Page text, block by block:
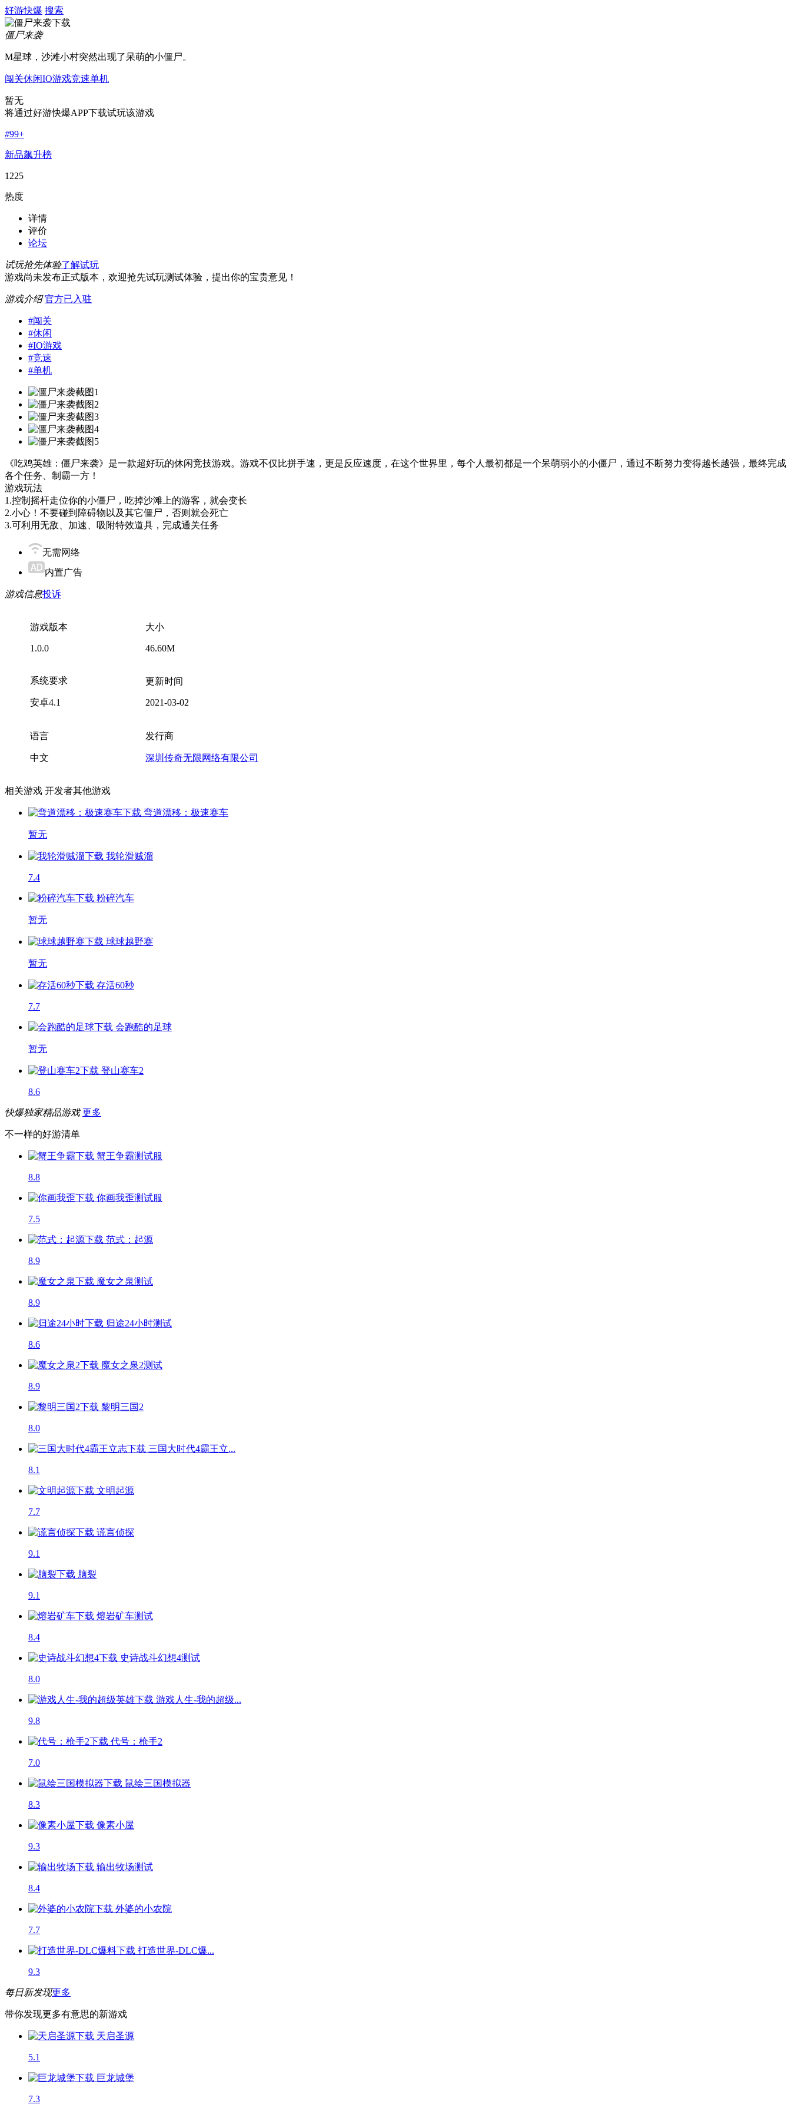
好游快爆 搜索
僵尸来袭
M星球，沙滩小村突然出现了呆萌的小僵尸。
闯关休闲IO游戏竞速单机
暂无
将通过好游快爆APP下载试玩该游戏
#99+
新品飙升榜
1225
热度
详情
评价
论坛
试玩抢先体验了解试玩
游戏尚未发布正式版本，欢迎抢先试玩测试体验，提出你的宝贵意见！
游戏介绍 官方已入驻
#闯关
#休闲
#IO游戏
#竞速
#单机
《吃鸡英雄：僵尸来袭》是一款超好玩的休闲竞技游戏。游戏不仅比拼手速，更是反应速度，在这个世界里，每个人最初都是一个呆萌弱小的小僵尸，通过不断努力变得越长越强，最终完成
各个任务、制霸一方！
游戏玩法
1.控制摇杆走位你的小僵尸，吃掉沙滩上的游客，就会变长
2.小心！不要碰到障碍物以及其它僵尸，否则就会死亡
3.可利用无敌、加速、吸附特效道具，完成通关任务
无需网络
内置广告
游戏信息投诉
游戏版本
1.0.0
大小
46.60M
系统要求
安卓4.1
更新时间
2021-03-02
语言
中文
发行商
深圳传奇无限网络有限公司
相关游戏 开发者其他游戏
弯道漂移：极速赛车
暂无
我轮滑贼溜
7.4
粉碎汽车
暂无
球球越野赛
暂无
存活60秒
7.7
会跑酷的足球
暂无
登山赛车2
8.6
快爆独家精品游戏 更多
不一样的好游清单
蟹王争霸测试服
8.8
你画我歪测试服
7.5
范式：起源
8.9
魔女之泉测试
8.9
归途24小时测试
8.6
魔女之泉2测试
8.9
黎明三国2
8.0
三国大时代4霸王立...
8.1
文明起源
7.7
谎言侦探
9.1
脑裂
9.1
熔岩矿车测试
8.4
史诗战斗幻想4测试
8.0
游戏人生-我的超级...
9.8
代号：枪手2
7.0
鼠绘三国模拟器
8.3
像素小屋
9.3
输出牧场测试
8.4
外婆的小农院
7.7
打造世界-DLC爆...
9.3
每日新发现更多
带你发现更多有意思的新游戏
天启圣源
5.1
巨龙城堡
7.3